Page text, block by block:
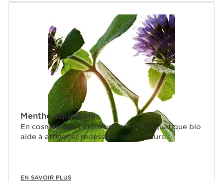
Menthe aquatique
En cosmétique, l’extrait de menthe aquatique bio
aide à affiner et redessiner les contours.
EN SAVOIR PLUS